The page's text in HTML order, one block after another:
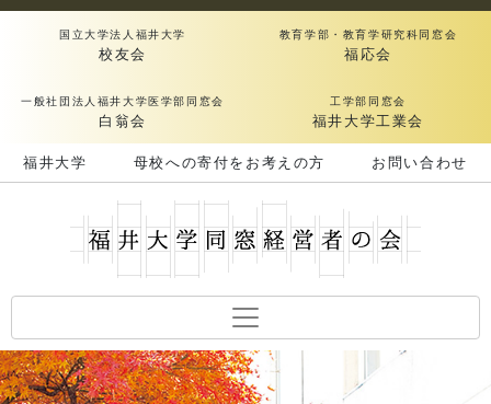
国立大学法人福井大学
校友会
教育学部・教育学研究科同窓会
福応会
一般社団法人福井大学医学部同窓会
白翁会
工学部同窓会
福井大学工業会
福井大学 母校への寄付をお考えの方 お問い合わせ